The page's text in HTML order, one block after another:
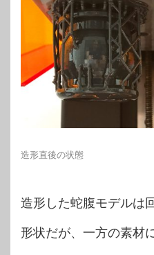
造形直後の状態
造形した蛇腹モデルは
形状だが、一方の素材